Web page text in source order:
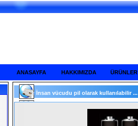
ANASAYFA HAKKIMIZDA ÜRÜNLER
İnsan vücudu pil olarak kullanılabilir ...